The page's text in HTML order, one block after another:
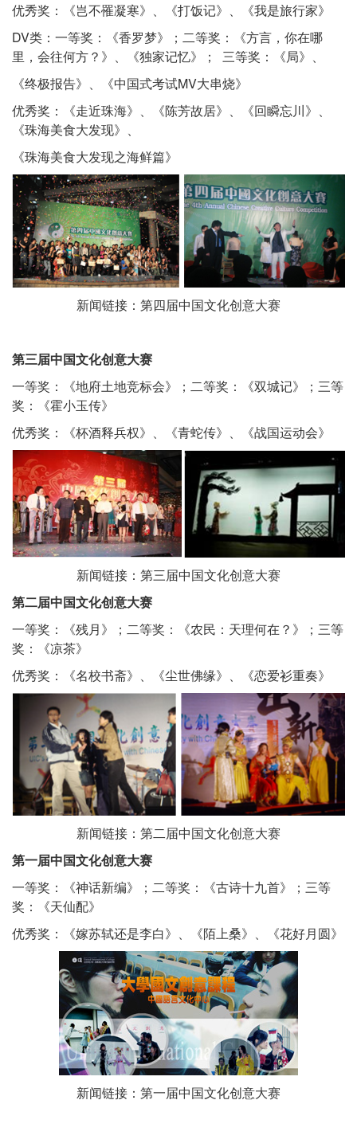
优秀奖：《岂不罹凝寒》、《打饭记》、《我是旅行家》
DV类：一等奖：《香罗梦》；二等奖：《方言，你在哪
里，会往何方？》、《独家记忆》； 三等奖：《局》、
《终极报告》、《中国式考试MV大串烧》
优秀奖：《走近珠海》、《陈芳故居》、《回瞬忘川》、
《珠海美食大发现》、
《珠海美食大发现之海鲜篇》
新闻链接： 第四届中国文化创意大赛
第三届中国文化创意大赛
一等奖：《地府土地竞标会》；二等奖：《双城记》；三等
奖：《霍小玉传》
优秀奖：《杯酒释兵权》、《青蛇传》、《战国运动会》
新闻链接： 第三届中国文化创意大赛
第二届中国文化创意大赛
一等奖：《残月》；二等奖：《农民：天理何在？》；三等
奖：《凉茶》
优秀奖：《名校书斋》、《尘世佛缘》、《恋爱衫重奏》
新闻链接： 第二届中国文化创意大赛
第一届中国文化创意大赛
一等奖：《神话新编》；二等奖：《古诗十九首》；三等
奖：《天仙配》
优秀奖：《嫁苏轼还是李白》、《陌上桑》、《花好月圆》
新闻链接： 第一届中国文化创意大赛